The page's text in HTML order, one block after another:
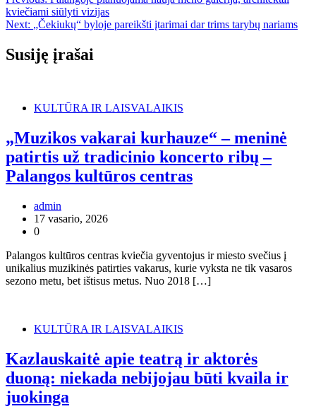
tarp
kviečiami siūlyti vizijas
Next: „Čekiukų“ byloje pareikšti įtarimai dar trims tarybų nariams
Susiję įrašai
KULTŪRA IR LAISVALAIKIS
„Muzikos vakarai kurhauze“ – meninė
patirtis už tradicinio koncerto ribų –
Palangos kultūros centras
admin
17 vasario, 2026
0
Palangos kultūros centras kviečia gyventojus ir miesto svečius į
unikalius muzikinės patirties vakarus, kurie vyksta ne tik vasaros
sezono metu, bet ištisus metus. Nuo 2018 […]
KULTŪRA IR LAISVALAIKIS
Kazlauskaitė apie teatrą ir aktorės
duoną: niekada nebijojau būti kvaila ir
juokinga